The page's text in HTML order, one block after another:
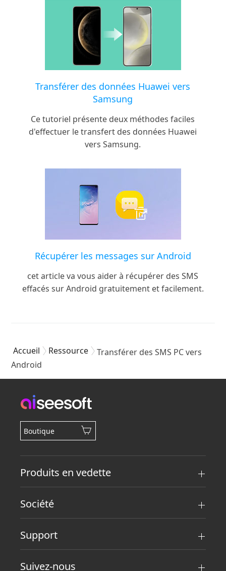
Transférer des données Huawei vers
Samsung
Ce tutoriel présente deux méthodes faciles
d'effectuer le transfert des données Huawei
vers Samsung.
Récupérer les messages sur Android
cet article va vous aider à récupérer des SMS
effacés sur Android gratuitement et facilement.
Accueil Ressource
Transférer des SMS PC vers
Android
Boutique
Produits en vedette
Société
Support
Suivez-nous